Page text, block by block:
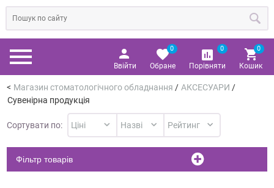
Ввійти Обране
0
Порівняти
0
Кошик
0
Магазин стоматологічного обладнання / АКСЕСУАРИ /
Сувенірна продукція
Сортувати по:
Фільтр товарів